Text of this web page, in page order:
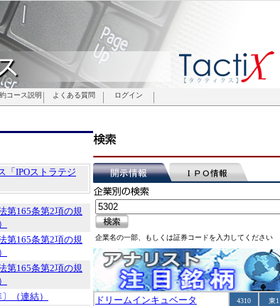
コース説明 よくある質問 ログイン
コース説明 よくある質問 ログイン
コース説明 よくある質問 ログイン
コース説明 よくある質問 ログイン
コース説明 よくある質問 ログイン
コース説明 よくある質問 ログイン
コース説明 よくある質問 ログイン
「IPOストラテジ
第165条第2項の規
第165条第2項の規
第165条第2項の規
（連結）
企業名の一部、もしくは証券コードを入力してください
ドリームインキュベータ 4310 東1